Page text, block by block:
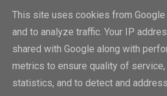
This site uses cookies from
and to analyze traffic. Your IP
shared with Google along with
metrics to ensure quality of
statistics, and to detect and